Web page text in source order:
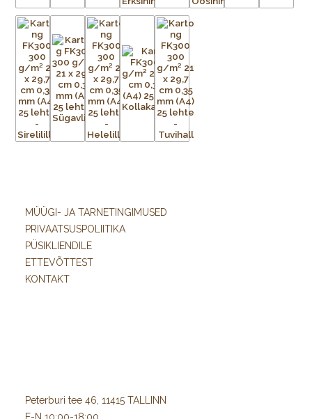
MÜÜGI- JA TARNETINGIMUSED
PRIVAATSUSPOLIITIKA
PÜSIKLIENDILE
ETTEVÕTTEST
KONTAKT
Peterburi tee 46, 11415 TALLINN